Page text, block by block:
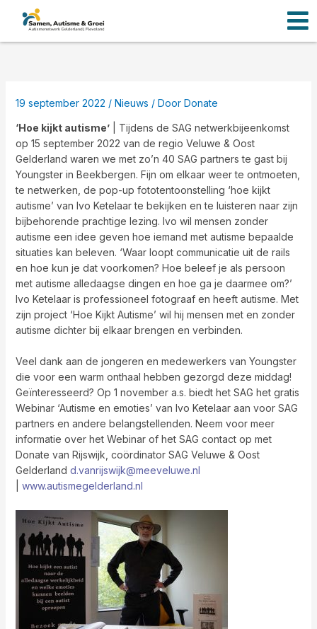
19 september 2022 / Nieuws / Door Donate
‘Hoe kijkt autisme’| Tijdens de SAG netwerkbijeenkomst
op 15 september 2022 van de regio Veluwe & Oost
Gelderland waren we met zo’n 40 SAG partners te gast bij
Youngster in Beekbergen. Fijn om elkaar weer te ontmoeten,
te netwerken, de pop-up fototentoonstelling ‘hoe kijkt
autisme’ van Ivo Ketelaar te bekijken en te luisteren naar zijn
bijbehorende prachtige lezing. Ivo wil mensen zonder
autisme een idee geven hoe iemand met autisme bepaalde
situaties kan beleven. ‘Waar loopt communicatie uit de rails
en hoe kun je dat voorkomen? Hoe beleef je als persoon
met autisme alledaagse dingen en hoe ga je daarmee om?’
Ivo Ketelaar is professioneel fotograaf en heeft autisme. Met
zijn project ‘Hoe Kijkt Autisme’ wil hij mensen met en zonder
autisme dichter bij elkaar brengen en verbinden.
Veel dank aan de jongeren en medewerkers van Youngster
die voor een warm onthaal hebben gezorgd deze middag!
Geïnteresseerd? Op 1 november a.s. biedt het SAG het gratis
Webinar ‘Autisme en emoties’ van Ivo Ketelaar aan voor SAG
partners en andere belangstellenden. Neem voor meer
informatie over het Webinar of het SAG contact op met
Donate van Rijswijk, coördinator SAG Veluwe & Oost
Gelderland d.vanrijswijk@meeveluwe.nl
www.autismegelderland.nl